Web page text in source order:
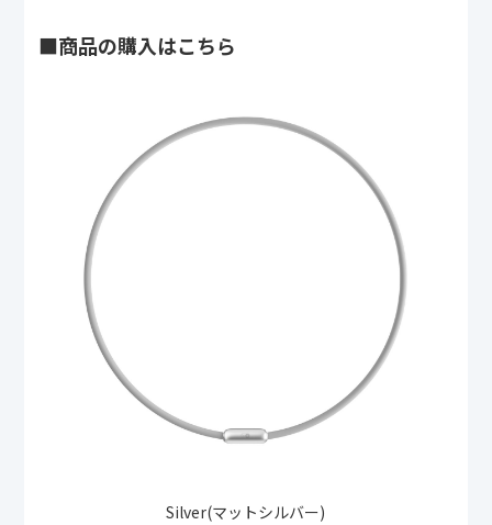
■商品の購入はこちら
Silver(マットシルバー)